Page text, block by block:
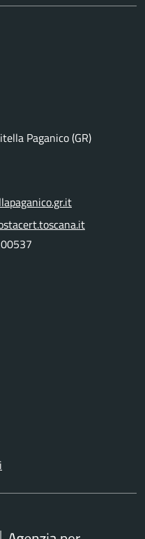
Paganico (GR)